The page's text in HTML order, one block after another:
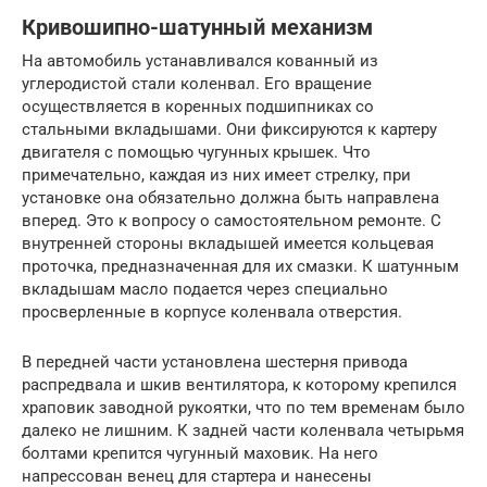
Кривошипно-шатунный механизм
На автомобиль устанавливался кованный из
углеродистой стали коленвал. Его вращение
осуществляется в коренных подшипниках со
стальными вкладышами. Они фиксируются к картеру
двигателя с помощью чугунных крышек. Что
примечательно, каждая из них имеет стрелку, при
установке она обязательно должна быть направлена
вперед. Это к вопросу о самостоятельном ремонте. С
внутренней стороны вкладышей имеется кольцевая
проточка, предназначенная для их смазки. К шатунным
вкладышам масло подается через специально
просверленные в корпусе коленвала отверстия.
В передней части установлена шестерня привода
распредвала и шкив вентилятора, к которому крепился
храповик заводной рукоятки, что по тем временам было
далеко не лишним. К задней части коленвала четырьмя
болтами крепится чугунный маховик. На него
напрессован венец для стартера и нанесены